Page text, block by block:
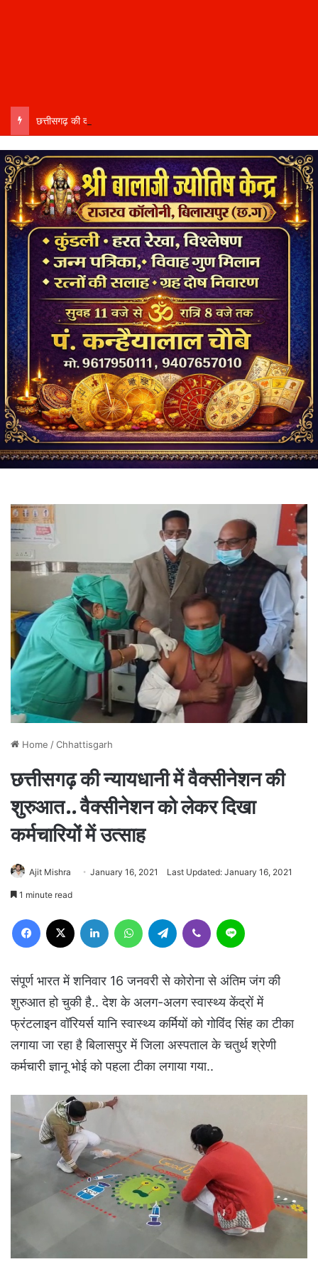
Home /Chhattisgarh
छत्तीसगढ़ की न्यायधानी में वैक्सीनेशन की
शुरुआत.. वैक्सीनेशन को लेकर दिखा
कर्मचारियों में उत्साह
Ajit Mishra January 16, 2021 Last Updated: January 16, 2021
1 minute read
Facebook LinkedIn WhatsAppTelegram Viber
संपूर्ण भारत में शनिवार 16 जनवरी से कोरोना से अंतिम जंग की
शुरुआत हो चुकी है.. देश के अलग-अलग स्वास्थ्य केंद्रों में
फ्रंटलाइन वॉरियर्स यानि स्वास्थ्य कर्मियों को गोविंद सिंह का टीका
लगाया जा रहा है बिलासपुर में जिला अस्पताल के चतुर्थ श्रेणी
कर्मचारी ज्ञानू भोई को पहला टीका लगाया गया..